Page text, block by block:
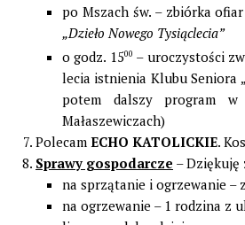
po Mszach św. – zbiórka
„Dzieło Nowego Tysiąclecia”
o godz. 1500 – uroczystości
lecia istnienia Klubu Seniora
potem dalszy program
Małaszewiczach)
Polecam ECHO KATOLICKIE.
Sprawy gospodarcze – Dziękuję
na sprzątanie i ogrzewanie –
na ogrzewanie – 1 rodzina z